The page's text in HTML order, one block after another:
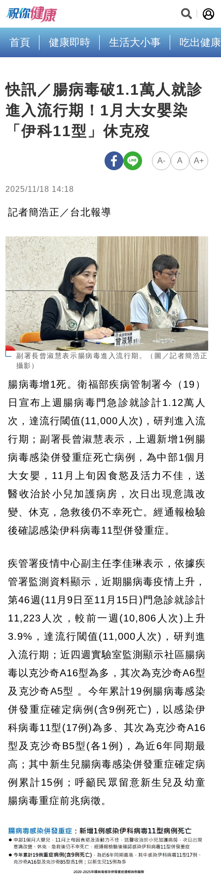
首頁 健康即時 生活大小事 吃出健康
快訊／腸病毒破1.1萬人就診
進入流行期！1月大女嬰染
「伊科11型」休克歿
A- A A+
2025/11/18 14:18
記者簡浩正／台北報導
副署長曾淑慧表示腸病毒進入流行期。（圖／記者簡浩正
攝影）
腸病毒增1死。衛福部疾病管制署今（19）
日宣布上週腸病毒門急診就診計1.12萬人
次，達流行閾值(11,000人次)，研判進入流
行期；副署長曾淑慧表示，上週新增1例腸
病毒感染併發重症死亡病例，為中部1個月
大女嬰，11月上旬因食慾及活力不佳，送
醫收治於小兒加護病房，次日出現意識改
變、休克，急救後仍不幸死亡。經通報檢驗
後確認感染伊科病毒11型併發重症。
疾管署疫情中心副主任李佳琳表示，依據疾
管署監測資料顯示，近期腸病毒疫情上升，
第46週(11月9日至11月15日)門急診就診計
11,223人次，較前一週(10,806人次)上升
3.9%，達流行閾值(11,000人次)，研判進
入流行期；近四週實驗室監測顯示社區腸病
毒以克沙奇A16型為多，其次為克沙奇A6型
及克沙奇A5型 。今年累計19例腸病毒感染
併發重症確定病例(含9例死亡)，以感染伊
科病毒11型(17例)為多、其次為克沙奇A16
型及克沙奇B5型(各1例)，為近6年同期最
高；其中新生兒腸病毒感染併發重症確定病
例累計15例；呼籲民眾留意新生兒及幼童
腸病毒重症前兆病徵。